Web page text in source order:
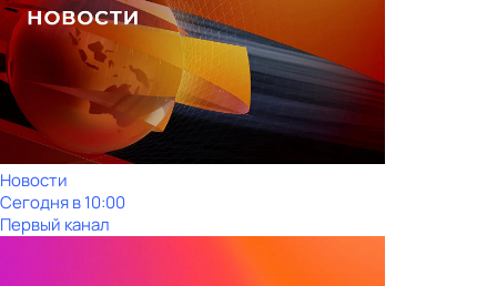
Новости
Сегодня в 10:00
Первый канал